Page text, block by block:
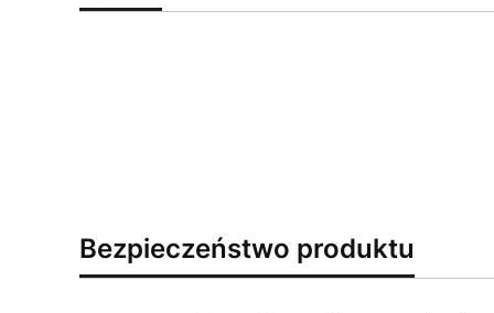
Bezpieczeństwo produktu